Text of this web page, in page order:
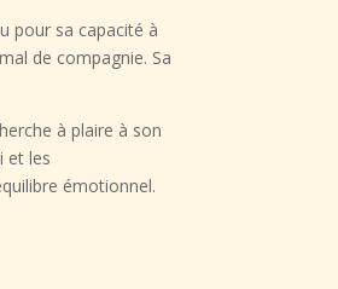
pour sa capacité à
de compagnie. Sa
à plaire à son
et les
émotionnel.